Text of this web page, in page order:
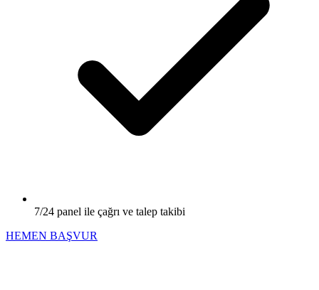
7/24 panel ile çağrı ve talep takibi
HEMEN BAŞVUR